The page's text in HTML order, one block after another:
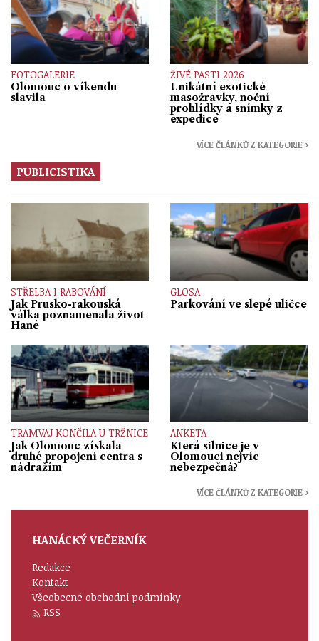
FOTOGALERIE
Olomouc o víkendu
slavila
ŽIVÉ PASTI 2026
Unikátní exotické
masožravky, noční
prohlídky a snímky z
expedice
VÍCE ČLÁNKŮ Z KATEGORIE ›
PUBLICISTIKA
STŘELBA I RABOVÁNÍ
Jak Prusko-rakouská
válka poznamenala život
Hané
GLOSA
Parkování ve slepé uličce
TRAMVAJ KONČILA U TRŽNICE
Jak Olomouc získala
druhé propojení centra s
nádražím
ANKETA
Která silnice je v
Olomouci nejvíc
nebezpečná?
VÍCE ČLÁNKŮ Z KATEGORIE ›
HANÁCKÝ VEČERNÍK
Redakce
Kontakt
Všeobecné obchodní podmínky
RSS